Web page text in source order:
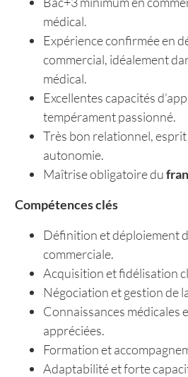
médical.
Expérience confirmée en
commercial, idéalement
médical.
Excellentes capacités
tempérament passionné.
Très bon relationnel,
autonomie.
Maîtrise obligatoire du
Compétences clés
Définition et déploiement
commerciale.
Acquisition et fidélisation
Négociation et gestion de
Connaissances médicales
appréciées.
Formation et
Adaptabilité et forte